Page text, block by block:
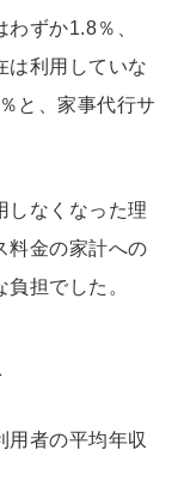
ずか1.8％、
は利用していな
と、家事代行サ
しなくなった理
料金の家計への
担でした。
用者の平均年収